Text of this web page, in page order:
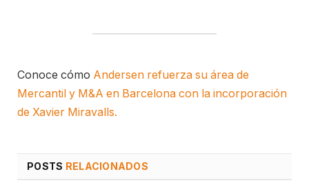
Conoce cómo Andersen refuerza su área de
Mercantil y M&A en Barcelona con la incorporación
de Xavier Miravalls.
POSTS RELACIONADOS